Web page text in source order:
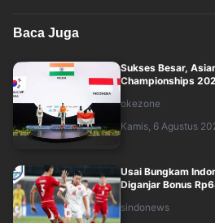
Baca Juga
Sukses Besar,
Championships
okezone
Kamis, 6 Agustus
Usai Bungkam
Diganjar Bonus
sindonews